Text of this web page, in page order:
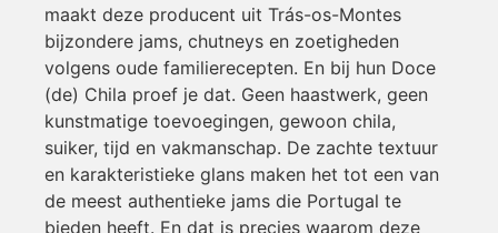
maakt deze producent uit Trás-os-Montes
bijzondere jams, chutneys en zoetigheden
volgens oude familierecepten. En bij hun Doce
(de) Chila proef je dat. Geen haastwerk, geen
kunstmatige toevoegingen, gewoon chila,
suiker, tijd en vakmanschap. De zachte textuur
en karakteristieke glans maken het tot een van
de meest authentieke jams die Portugal te
bieden heeft. En dat is precies waarom deze